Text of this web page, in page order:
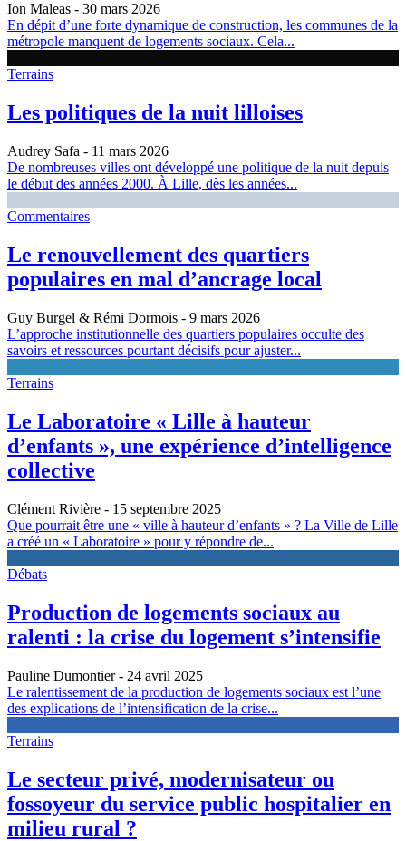
Ion Maleas - 30 mars 2026
En dépit d’une forte dynamique de construction, les communes de la
métropole manquent de logements sociaux. Cela...
Terrains
Les politiques de la nuit lilloises
Audrey Safa - 11 mars 2026
De nombreuses villes ont développé une politique de la nuit depuis
le début des années 2000. À Lille, dès les années...
Commentaires
Le renouvellement des quartiers
populaires en mal d’ancrage local
Guy Burgel & Rémi Dormois - 9 mars 2026
L’approche institutionnelle des quartiers populaires occulte des
savoirs et ressources pourtant décisifs pour ajuster...
Terrains
Le Laboratoire « Lille à hauteur
d’enfants », une expérience d’intelligence
collective
Clément Rivière - 15 septembre 2025
Que pourrait être une « ville à hauteur d’enfants » ? La Ville de Lille
a créé un « Laboratoire » pour y répondre de...
Débats
Production de logements sociaux au
ralenti : la crise du logement s’intensifie
Pauline Dumontier- 24 avril 2025
Le ralentissement de la production de logements sociaux est l’une
des explications de l’intensification de la crise...
Terrains
Le secteur privé, modernisateur ou
fossoyeur du service public hospitalier en
milieu rural ?